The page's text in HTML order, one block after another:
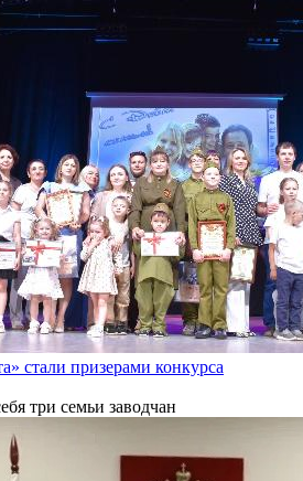
стали призерами конкурса
три семьи заводчан